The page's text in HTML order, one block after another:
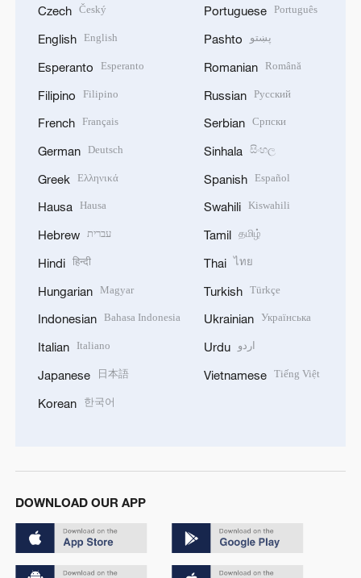
Czech Český
English English
Esperanto Esperanto
Filipino Filipino
French Français
German Deutsch
Greek Ελληνικά
Hausa Hausa
Hebrew עברית
Hindi हिन्दी
Hungarian Magyar
Indonesian Bahasa Indonesia
Italian Italiano
Japanese 日本語
Korean 한국어
Portuguese Português
Pashto پښتو
Romanian Română
Russian Русский
Serbian Српски
Sinhala සිංහල
Spanish Español
Swahili Kiswahili
Tamil தமிழ்
Thai ไทย
Turkish Türkçe
Ukrainian Українська
Urdu اردو
Vietnamese Tiếng Việt
DOWNLOAD OUR APP